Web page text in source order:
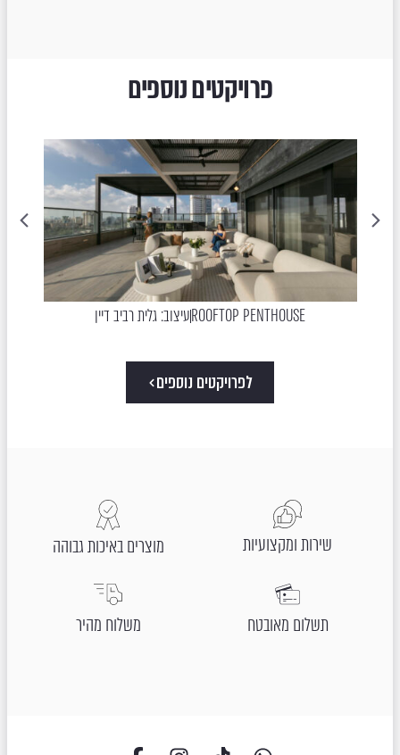
פרויקטים נוספים
ROOFTOP PENTHOUSEעיצוב: גלית רביב דיין
לפרויקטים נוספים
שירות ומקצועיות מוצרים באיכות גבוהה
תשלום מאובטח משלוח מהיר